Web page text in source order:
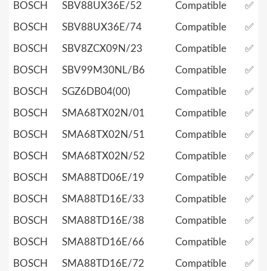
BOSCH SBV88UX36E/52 Compatible ✅
BOSCH SBV88UX36E/74 Compatible ✅
BOSCH SBV8ZCX09N/23 Compatible ✅
BOSCH SBV99M30NL/B6 Compatible ✅
BOSCH SGZ6DB04(00) Compatible ✅
BOSCH SMA68TX02N/01 Compatible ✅
BOSCH SMA68TX02N/51 Compatible ✅
BOSCH SMA68TX02N/52 Compatible ✅
BOSCH SMA88TD06E/19 Compatible ✅
BOSCH SMA88TD16E/33 Compatible ✅
BOSCH SMA88TD16E/38 Compatible ✅
BOSCH SMA88TD16E/66 Compatible ✅
BOSCH SMA88TD16E/72 Compatible ✅